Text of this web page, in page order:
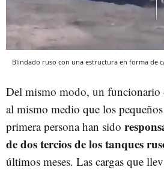
Blindado ruso con una estructura en forma de
Del mismo modo, un
al mismo medio que los
primera persona han sido
de dos tercios de los tanques
últimos meses. Las cargas que